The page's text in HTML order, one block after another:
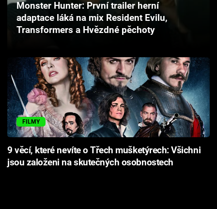
Pořady
Sledujte prima+
Přihlášení
Sledujte nás
Monster Hunter: První trailer herní
adaptace láká na mix Resident Evilu,
Transformers a Hvězdné pěchoty
FILMY
9 věcí, které nevíte o Třech mušketýrech: Všichni
jsou založeni na skutečných osobnostech